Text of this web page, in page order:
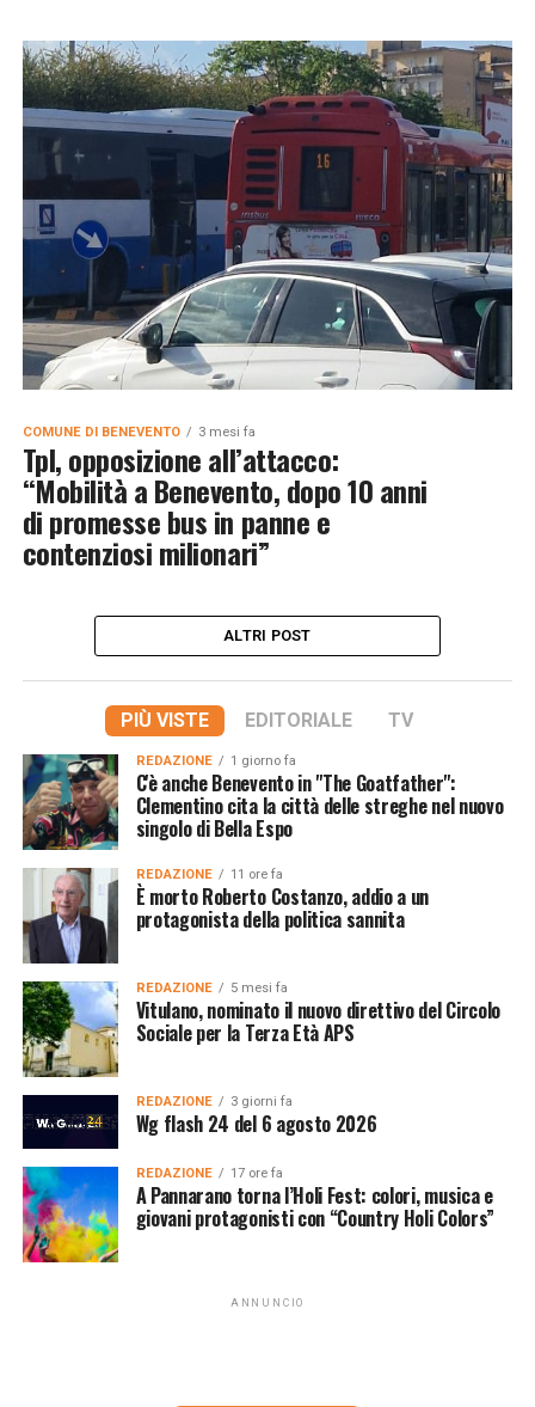
COMUNE DI BENEVENTO 3 mesi fa
Tpl, opposizione all’attacco:
“Mobilità a Benevento, dopo 10 anni
di promesse bus in panne e
contenziosi milionari”
ALTRI POST
PIÙ VISTE EDITORIALE TV
REDAZIONE 1 giorno fa
C'è anche Benevento in "The Goatfather":
Clementino cita la città delle streghe nel nuovo
singolo di Bella Espo
REDAZIONE 11 ore fa
È morto Roberto Costanzo, addio a un
protagonista della politica sannita
REDAZIONE 5 mesi fa
Vitulano, nominato il nuovo direttivo del Circolo
Sociale per la Terza Età APS
REDAZIONE 3 giorni fa
Wg flash 24 del 6 agosto 2026
REDAZIONE 17 ore fa
A Pannarano torna l’Holi Fest: colori, musica e
giovani protagonisti con “Country Holi Colors”
ANNUNCIO